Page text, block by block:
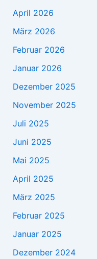
April 2026
März 2026
Februar 2026
Januar 2026
Dezember 2025
November 2025
Juli 2025
Juni 2025
Mai 2025
April 2025
März 2025
Februar 2025
Januar 2025
Dezember 2024